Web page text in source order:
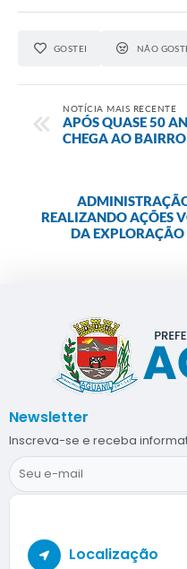
GOSTEI NÃO
NOTÍCIA MAIS RECENTE
APÓS QUASE 50
CHEGA AO
REALIZANDO AÇÕES
DA EXPLORAÇÃO
Localização
Newsletter
Inscreva-se e receba